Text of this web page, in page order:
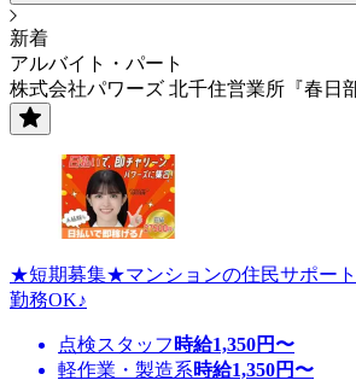
新着
アルバイト・パート
株式会社パワーズ 北千住営業所『春日
★短期募集★マンションの住民サポー
勤務OK♪
点検スタッフ 時給1,350円〜
軽作業・製造系時給1,350円〜